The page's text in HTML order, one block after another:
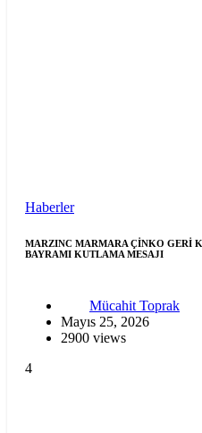
Haberler
MARZINC MARMARA ÇİNKO GERİ
BAYRAMI KUTLAMA MESAJI
Mücahit Toprak
Mayıs 25, 2026
2900 views
4